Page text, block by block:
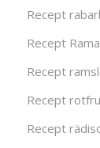
Recept
Recept
Recept
Recept
Recept